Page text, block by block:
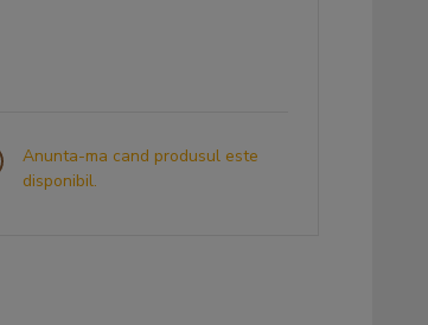
Anunta-ma cand produsul este
disponibil.